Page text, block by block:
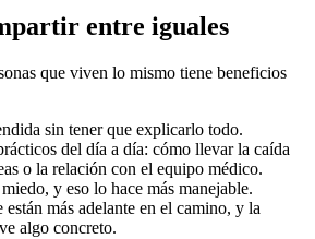
entre iguales
que viven lo mismo tiene beneficios
sin tener que explicarlo todo.
del día a día: cómo llevar la caída
o la relación con el equipo médico.
y eso lo hace más manejable.
están más adelante en el camino, y la
algo concreto.